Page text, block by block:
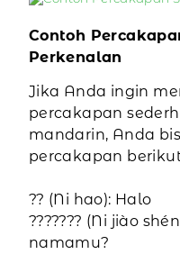
Contoh
Perkenalan
Jika Anda ingin
percakapan
mandarin, Anda
percakapan
?? (Ni hao): Halo
??????? (Ni jiào
namamu?